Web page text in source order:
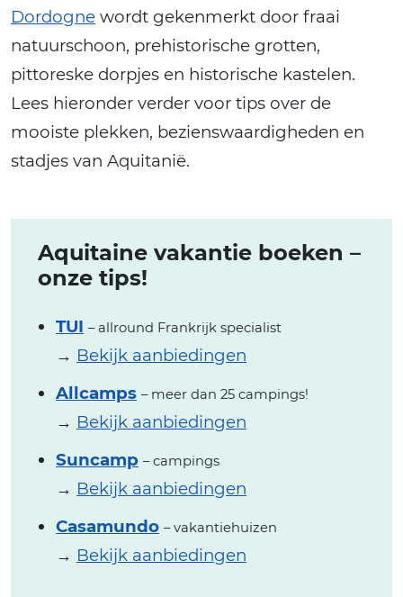
Dordogne wordt gekenmerkt door fraai
natuurschoon, prehistorische grotten,
pittoreske dorpjes en historische kastelen.
Lees hieronder verder voor tips over de
mooiste plekken, bezienswaardigheden en
stadjes van Aquitanië.
Aquitaine vakantie boeken –
onze tips!
TUI – allround Frankrijk specialist
→ Bekijk aanbiedingen
Allcamps – meer dan 25 campings!
→ Bekijk aanbiedingen
Suncamp – campings
→ Bekijk aanbiedingen
Casamundo – vakantiehuizen
→ Bekijk aanbiedingen